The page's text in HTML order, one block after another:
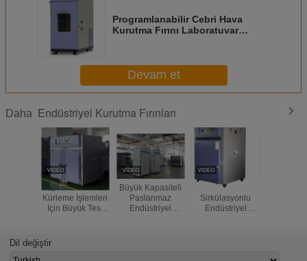
Programlanabilir Cebri Hava
Kurutma Fırını Laboratuvar
Devam et
Daha Endüstriyel Kurutma Fırınları
Kaplama / Isıtma /
Kürleme İşlemleri
İçin Büyük Test
Büyük Kapasiteli
Paslanmaz
Endüstriyel
Sıcak Hava
Sirkülasyonlu
Endüstriyel
Dil değiştir